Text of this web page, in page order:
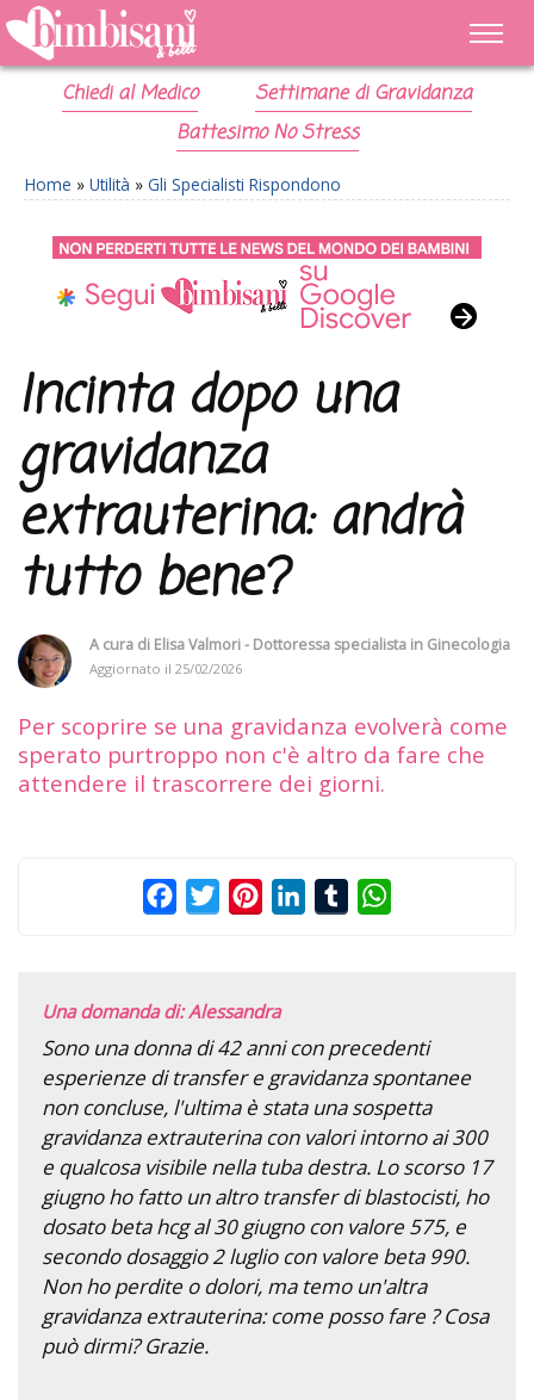
Chiedi al Medico
Settimane di Gravidanza
Battesimo No Stress
Home » Utilità » Gli Specialisti Rispondono
Incinta dopo una
gravidanza
extrauterina: andrà
tutto bene?
A cura di Elisa Valmori - Dottoressa specialista in Ginecologia
Aggiornato il 25/02/2026
Per scoprire se una gravidanza evolverà come
sperato purtroppo non c'è altro da fare che
attendere il trascorrere dei giorni.
FacebookTwitterPinterestLinkedInTumblr
Una domanda di: Alessandra
Sono una donna di 42 anni con precedenti
esperienze di transfer e gravidanza spontanee
non concluse, l'ultima è stata una sospetta
gravidanza extrauterina con valori intorno ai 300
e qualcosa visibile nella tuba destra. Lo scorso 17
giugno ho fatto un altro transfer di blastocisti, ho
dosato beta hcg al 30 giugno con valore 575, e
secondo dosaggio 2 luglio con valore beta 990.
Non ho perdite o dolori, ma temo un'altra
gravidanza extrauterina: come posso fare ? Cosa
può dirmi? Grazie.